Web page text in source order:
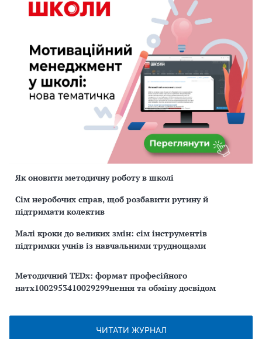
Як оновити методичну роботу в школі
Сім неробочих справ, щоб розбавити рутину й
підтримати колектив
Малі кроки до великих змін: сім інструментів
підтримки учнів із навчальними труднощами
Методичний TEDx: формат професійного
натх1002953410029299нення та обміну досвідом
ЧИТАТИ ЖУРНАЛ